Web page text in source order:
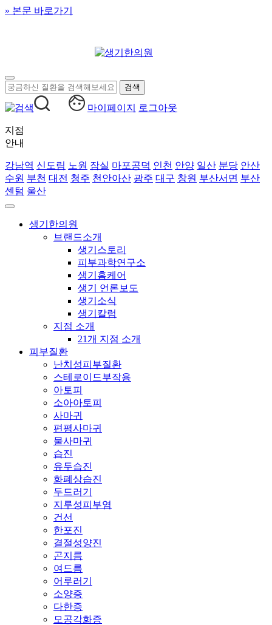
» 본문 바로가기
마이페이지 로그아웃
지점
안내
강남역 신도림 노원 잠실 마포공덕 인천 안양 일산 분당 안산
수원 부천 대전 청주 천안아산 광주 대구 창원 부산서면 부산
센텀 울산
생기한의원
브랜드소개
생기스토리
피부과학연구소
생기홈케어
생기 언론보도
생기소식
생기칼럼
지점 소개
21개 지점 소개
피부질환
난치성피부질환
스테로이드부작용
아토피
소아아토피
사마귀
편평사마귀
물사마귀
습진
유두습진
화폐상습진
두드러기
지루성피부염
건선
한포진
결절성양진
곤지름
여드름
어루러기
소양증
다한증
모공각화증